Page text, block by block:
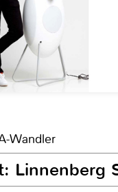
Wandler
Linnenberg